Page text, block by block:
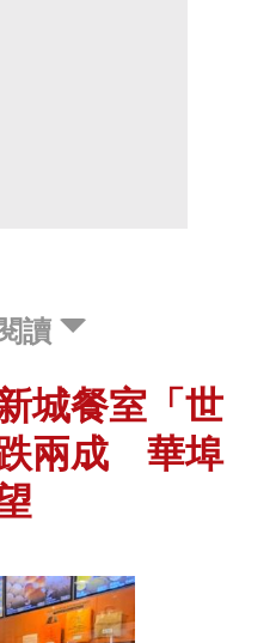
讀
城餐室「世
兩成 華埠